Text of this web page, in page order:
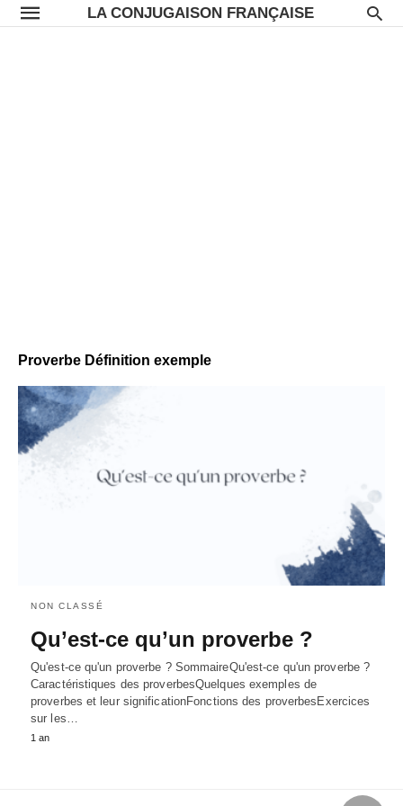
LA CONJUGAISON FRANÇAISE
Proverbe Définition exemple
NON CLASSÉ
Qu’est-ce qu’un proverbe ?
Qu'est-ce qu'un proverbe ? SommaireQu'est-ce qu'un proverbe ?
Caractéristiques des proverbesQuelques exemples de
proverbes et leur significationFonctions des proverbesExercices
sur les…
1 an